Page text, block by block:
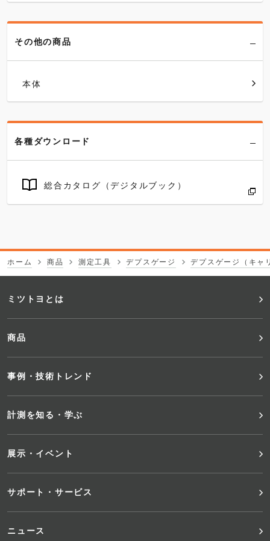
その他の商品
本体
各種ダウンロード
総合カタログ（デジタルブック）
ホーム 商品 測定工具 デプスゲージ デプスゲージ（キャ
フ
ッ
タ
ー
メ
ュ
ー
ミツトヨとは
商品
事例・技術トレンド
計測を知る・学ぶ
展示・イベント
サポート・サービス
ニュース